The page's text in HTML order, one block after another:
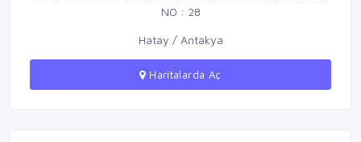
NO : 28
Hatay / Antakya
Haritalarda Aç